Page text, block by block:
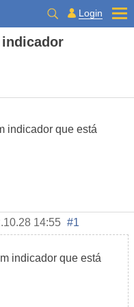
Login
indicador que está
14:55 #1
indicador que está